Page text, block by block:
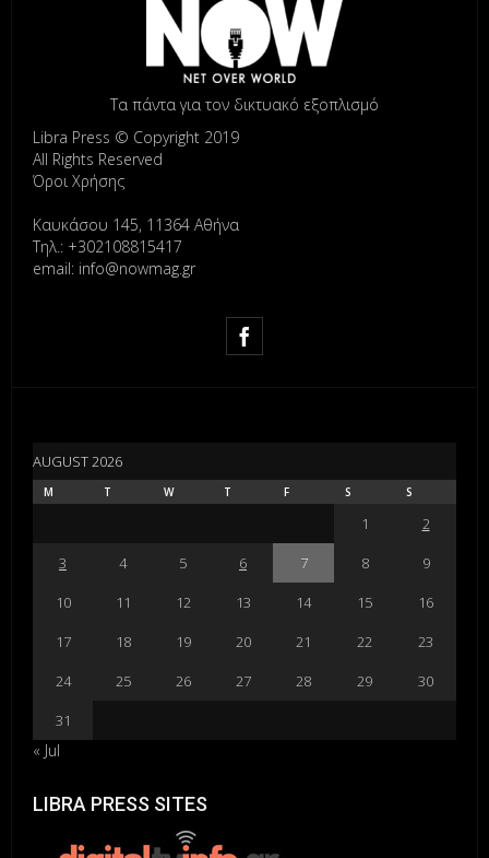
Τα πάντα για τον δικτυακό εξοπλισμό
Libra Press © Copyright 2019
All Rights Reserved
Όροι Χρήσης
Καυκάσου 145, 11364 Αθήνα
Τηλ.: +302108815417
email: info@nowmag.gr
AUGUST 2026
M T W T F S S
1
2
3
4 5 6 7 8
9
10
11 12 13 14 15
16
17
18 19 20 21 22
23
24
25 26 27 28 29
30
31
« Jul
LIBRA PRESS SITES